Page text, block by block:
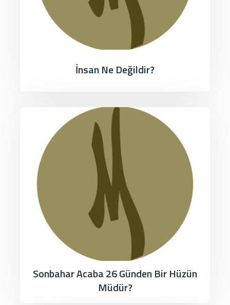
İnsan Ne Değildir?
Sonbahar Acaba 26 Günden Bir Hüzün
Müdür?